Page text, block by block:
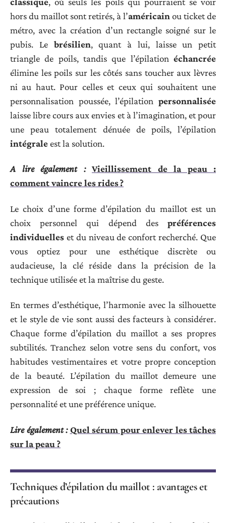
hors du maillot sont retirés, à l’américain ou ticket de
métro, avec la création d’un rectangle soigné sur le
pubis. Le brésilien, quant à lui, laisse un petit
triangle de poils, tandis que l’épilation échancrée
élimine les poils sur les côtés sans toucher aux lèvres
ni au haut. Pour celles et ceux qui souhaitent une
personnalisation poussée, l’épilation personnalisée
laisse libre cours aux envies et à l’imagination, et pour
une peau totalement dénuée de poils, l’épilation
intégraleest la solution.
A lire également : Vieillissement de la peau :
comment vaincre les rides ?
Le choix d’une forme d’épilation du maillot est un
choix personnel qui dépend des préférences
individuelles et du niveau de confort recherché. Que
vous optiez pour une esthétique discrète ou
audacieuse, la clé réside dans la précision de la
technique utilisée et la maîtrise du geste.
En termes d’esthétique, l’harmonie avec la silhouette
et le style de vie sont aussi des facteurs à considérer.
Chaque forme d’épilation du maillot a ses propres
subtilités. Tranchez selon votre sens du confort, vos
habitudes vestimentaires et votre propre conception
de la beauté. L’épilation du maillot demeure une
expression de soi ; chaque forme reflète une
personnalité et une préférence unique.
Lire également : Quel sérum pour enlever les tâches
sur la peau ?
Techniques d’épilation du maillot : avantages et
précautions